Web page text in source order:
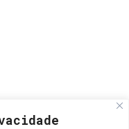
e-mail para